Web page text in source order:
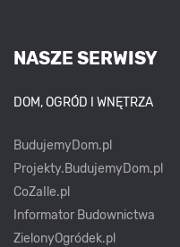
NASZE SERWISY
DOM, OGRÓD I WNĘTRZA
BudujemyDom.pl
Projekty.BudujemyDom.pl
CoZaIle.pl
Informator Budownictwa
ZielonyOgródek.pl